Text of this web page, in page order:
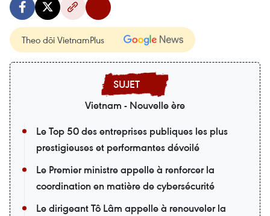
Theo dõi VietnamPlus
Vietnam - Nouvelle ère
Le Top 50 des entreprises publiques les plus
prestigieuses et performantes dévoilé
Le Premier ministre appelle à renforcer la
coordination en matière de cybersécurité
Le dirigeant Tô Lâm appelle à renouveler la